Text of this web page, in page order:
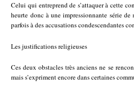
Celui qui entreprend de s’attaquer à cette
heurte donc à une impressionnante série de
parfois à des accusations condescendantes
Les justifications religieuses
Ces deux obstacles très anciens ne se
mais s’expriment encore dans certaines